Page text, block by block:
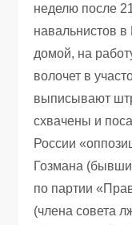
неделю после
навальнистов
домой, на
волочет в
выписывают
схвачены и
России
Гозмана
по партии
(члена совета